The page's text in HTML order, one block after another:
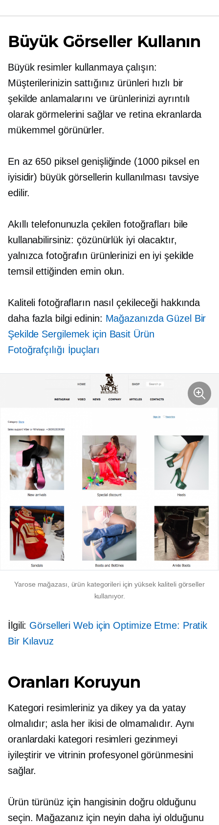
Büyük Görseller Kullanın
Büyük resimler kullanmaya çalışın:
Müşterilerinizin sattığınız ürünleri hızlı bir
şekilde anlamalarını ve ürünlerinizi ayrıntılı
olarak görmelerini sağlar ve retina ekranlarda
mükemmel görünürler.
En az 650 piksel genişliğinde (1000 piksel en
iyisidir) büyük görsellerin kullanılması tavsiye
edilir.
Akıllı telefonunuzla çekilen fotoğrafları bile
kullanabilirsiniz: çözünürlük iyi olacaktır,
yalnızca fotoğrafın ürünlerinizi en iyi şekilde
temsil ettiğinden emin olun.
Kaliteli fotoğrafların nasıl çekileceği hakkında
daha fazla bilgi edinin: Mağazanızda Güzel Bir
Şekilde Sergilemek için Basit Ürün
Fotoğrafçılığı İpuçları
Yarose mağazası, ürün kategorileri için yüksek kaliteli görseller
kullanıyor.
İlgili: Görselleri Web için Optimize Etme: Pratik
Bir Kılavuz
Oranları Koruyun
Kategori resimleriniz ya dikey ya da yatay
olmalıdır; asla her ikisi de olmamalıdır. Aynı
oranlardaki kategori resimleri gezinmeyi
iyileştirir ve vitrinin profesyonel görünmesini
sağlar.
Ürün türünüz için hangisinin doğru olduğunu
seçin. Mağazanız için neyin daha iyi olduğunu